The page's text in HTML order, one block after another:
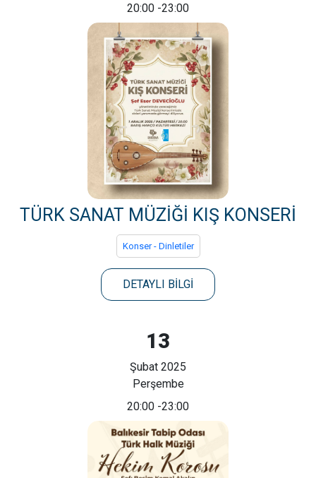
20:00 -23:00
TÜRK SANAT MÜZİĞİ KIŞ KONSERİ
Konser - Dinletiler
DETAYLI BİLGİ
13
Şubat 2025
Perşembe
20:00 -23:00